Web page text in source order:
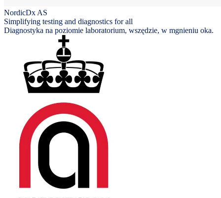
NordicDx AS
Simplifying testing and diagnostics for all
Diagnostyka na poziomie laboratorium, wszędzie, w mgnieniu oka.